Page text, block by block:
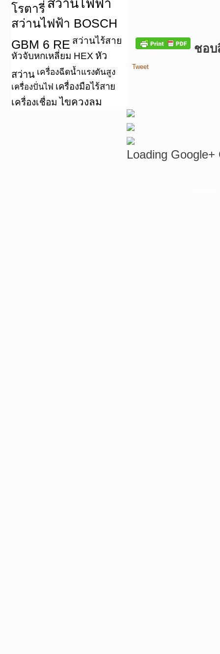
โรตารี่ สว่านไฟฟ้า
สว่านไฟฟ้า BOSCH
GBM 6 RE สว่านไร้สาย
หัวจับหกเหลี่ยม HEX หัว
สว่าน เครื่องฉีดน้ำแรงดันสูง
เครื่องปั่นไฟ เครื่องมือไร้สาย
เครื่องเชื่อม ไขควงลม
ชอบ
Tweet
Loading